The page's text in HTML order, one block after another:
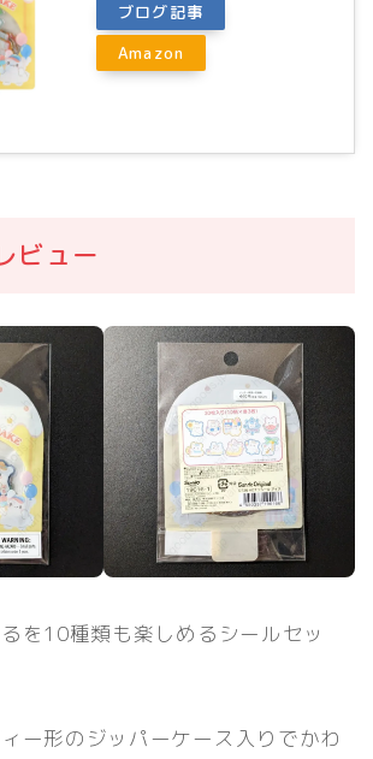
ブログ記事
Amazon
ビュー
を10種類も楽しめるシールセッ
ー形のジッパーケース入りでかわ